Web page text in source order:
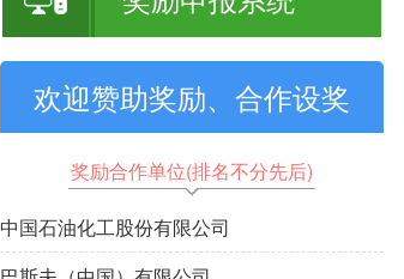
欢迎赞助奖励、合作设奖
奖励合作单位(排名不分先后)
中国石油化工股份有限公司